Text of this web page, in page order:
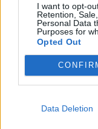
I want to opt-
Retention,
Personal Data
Purposes for
Opted Out
Data Deletion
Székely
Liget
Bihari Napló
Erdélyi
Főtér